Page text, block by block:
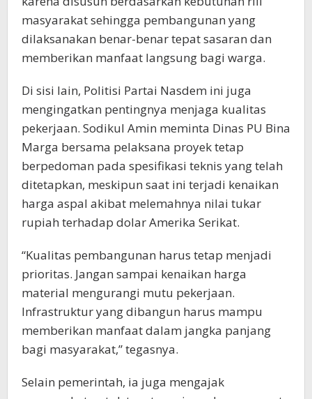
masyarakat sehingga pembangunan yang
dilaksanakan benar-benar tepat sasaran dan
memberikan manfaat langsung bagi warga.
Di sisi lain, Politisi Partai Nasdem ini juga
mengingatkan pentingnya menjaga kualitas
pekerjaan. Sodikul Amin meminta Dinas PU Bina
Marga bersama pelaksana proyek tetap
berpedoman pada spesifikasi teknis yang telah
ditetapkan, meskipun saat ini terjadi kenaikan
harga aspal akibat melemahnya nilai tukar
rupiah terhadap dolar Amerika Serikat.
“Kualitas pembangunan harus tetap menjadi
prioritas. Jangan sampai kenaikan harga
material mengurangi mutu pekerjaan.
Infrastruktur yang dibangun harus mampu
memberikan manfaat dalam jangka panjang
bagi masyarakat,” tegasnya.
Selain pemerintah, ia juga mengajak